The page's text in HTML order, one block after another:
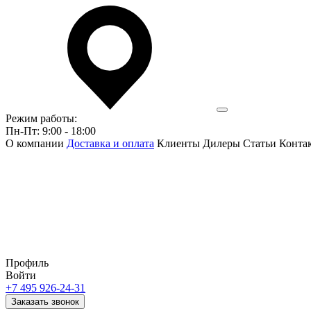
Режим работы:
Пн-Пт: 9:00 - 18:00
О компании Доставка и оплата Клиенты Дилеры Статьи
Профиль
Войти
+7 495 926-24-31
Заказать звонок